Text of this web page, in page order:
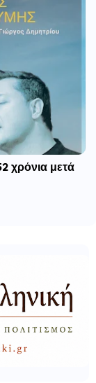
χρόνια μετά